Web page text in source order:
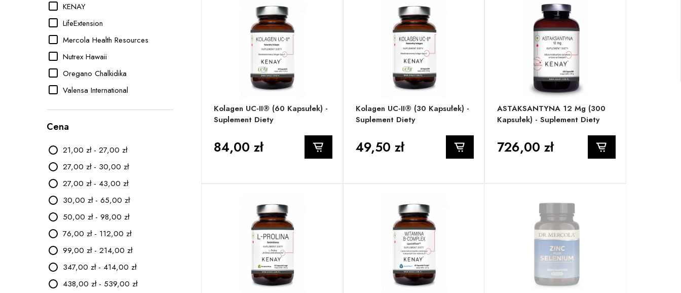
KENAY
LifeExtension
Mercola Health Resources
Nutrex Hawaii
Oregano Chalkidika
Valensa International
Cena
21,00 zł - 27,00 zł
27,00 zł - 30,00 zł
27,00 zł - 43,00 zł
30,00 zł - 65,00 zł
50,00 zł - 98,00 zł
76,00 zł - 112,00 zł
99,00 zł - 214,00 zł
347,00 zł - 414,00 zł
438,00 zł - 539,00 zł
Kolagen UC-II® (60 Kapsułek) -
Suplement Diety
84,00 zł
Kolagen UC-II® (30 Kapsułek) -
Suplement Diety
49,50 zł
ASTAKSANTYNA 12 Mg (300
Kapsułek) - Suplement Diety
726,00 zł